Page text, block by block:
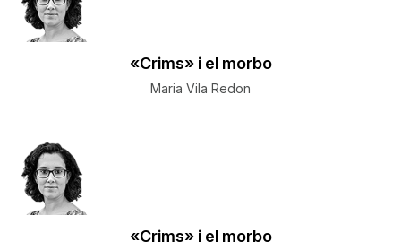
«Crims» i el morbo
Maria Vila Redon
«Crims» i el morbo